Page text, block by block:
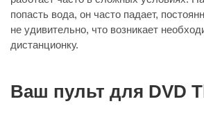
попасть вода, он часто падает,
не удивительно, что возникает
дистанционку.
Ваш пульт для DVD